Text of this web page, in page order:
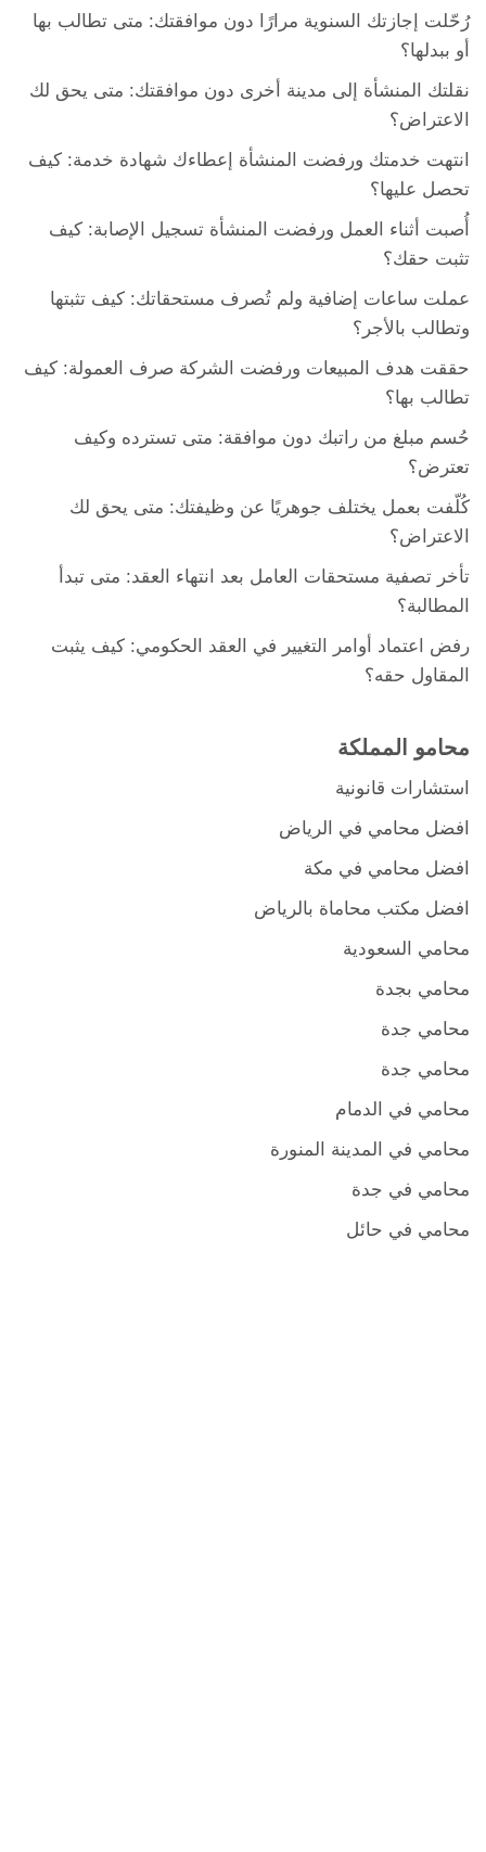
رُحّلت إجازتك السنوية مرارًا دون موافقتك: متى تطالب بها
أو ببدلها؟
نقلتك المنشأة إلى مدينة أخرى دون موافقتك: متى يحق لك
الاعتراض؟
انتهت خدمتك ورفضت المنشأة إعطاءك شهادة خدمة: كيف
تحصل عليها؟
أُصبت أثناء العمل ورفضت المنشأة تسجيل الإصابة: كيف
تثبت حقك؟
عملت ساعات إضافية ولم تُصرف مستحقاتك: كيف تثبتها
وتطالب بالأجر؟
حققت هدف المبيعات ورفضت الشركة صرف العمولة: كيف
تطالب بها؟
حُسم مبلغ من راتبك دون موافقة: متى تسترده وكيف
تعترض؟
كُلّفت بعمل يختلف جوهريًا عن وظيفتك: متى يحق لك
الاعتراض؟
تأخر تصفية مستحقات العامل بعد انتهاء العقد: متى تبدأ
المطالبة؟
رفض اعتماد أوامر التغيير في العقد الحكومي: كيف يثبت
المقاول حقه؟
محامو المملكة
استشارات قانونية
افضل محامي في الرياض
افضل محامي في مكة
افضل مكتب محاماة بالرياض
محامي السعودية
محامي بجدة
محامي جدة
محامي جدة
محامي في الدمام
محامي في المدينة المنورة
محامي في جدة
محامي في حائل